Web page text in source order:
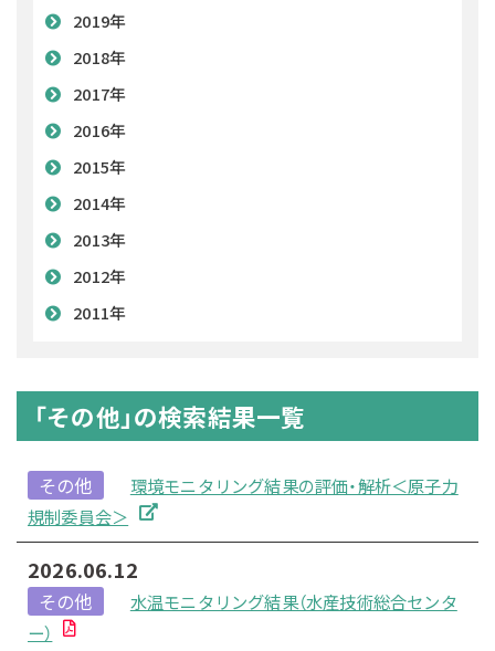
2019年
2018年
2017年
2016年
2015年
2014年
2013年
2012年
2011年
「その他」の検索結果一覧
その他
環境モニタリング結果の評価・解析＜原子力
規制委員会＞
2026.06.12
その他
水温モニタリング結果（水産技術総合センタ
ー）